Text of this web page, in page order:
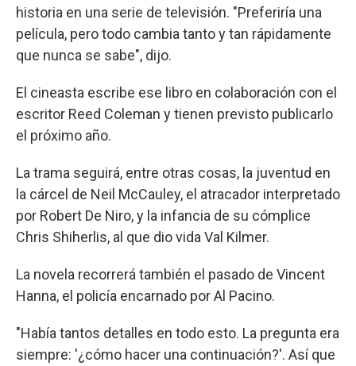
historia en una serie de televisión. "Preferiría una
película, pero todo cambia tanto y tan rápidamente
que nunca se sabe", dijo.
El cineasta escribe ese libro en colaboración con el
escritor Reed Coleman y tienen previsto publicarlo
el próximo año.
La trama seguirá, entre otras cosas, la juventud en
la cárcel de Neil McCauley, el atracador interpretado
por Robert De Niro, y la infancia de su cómplice
Chris Shiherlis, al que dio vida Val Kilmer.
La novela recorrerá también el pasado de Vincent
Hanna, el policía encarnado por Al Pacino.
"Había tantos detalles en todo esto. La pregunta era
siempre: '¿cómo hacer una continuación?'. Así que